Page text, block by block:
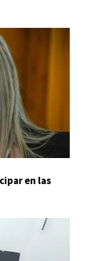
en las